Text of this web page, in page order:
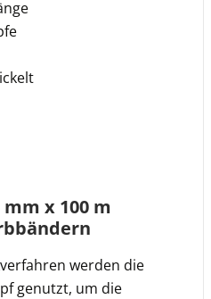
x 100 m
werden die
genutzt, um die